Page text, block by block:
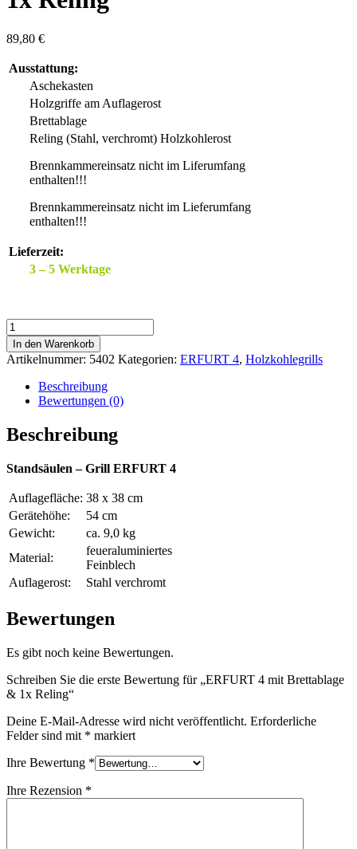
89,80 €
Ausstattung:
Aschekasten
Holzgriffe am Auflagerost
Brettablage
Reling (Stahl, verchromt) Holzkohlerost
Brennkammereinsatz nicht im Liferumfang
enthalten!!!
Brennkammereinsatz nicht im Lieferumfang
enthalten!!!
Lieferzeit:
3 – 5 Werktage
ERFURT
4
mit
Brettablage
Reling
Menge
In den Warenkorb
Artikelnummer: 5402 Kategorien: ERFURT 4, Holzkohlegrills
Beschreibung
Bewertungen (0)
Beschreibung
Standsäulen – Grill ERFURT 4
Auflagefläche: 38 x 38 cm
Gerätehöhe:
54 cm
Gewicht:
ca. 9,0 kg
Material:
feueraluminiertes
Feinblech
Auflagerost:
Stahl verchromt
Bewertungen
Es gibt noch keine Bewertungen.
Schreiben Sie die erste Bewertung für „ERFURT 4 mit Brettablage
& 1x Reling“
Deine E-Mail-Adresse wird nicht veröffentlicht. Erforderliche
Felder sind mit * markiert
Ihre Bewertung *
Ihre Rezension *